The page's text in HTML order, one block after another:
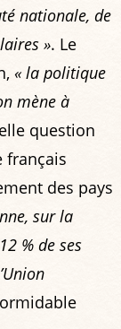
nationale, de
». Le
« la politique
mène à
question
français
des pays
sur la
% de ses